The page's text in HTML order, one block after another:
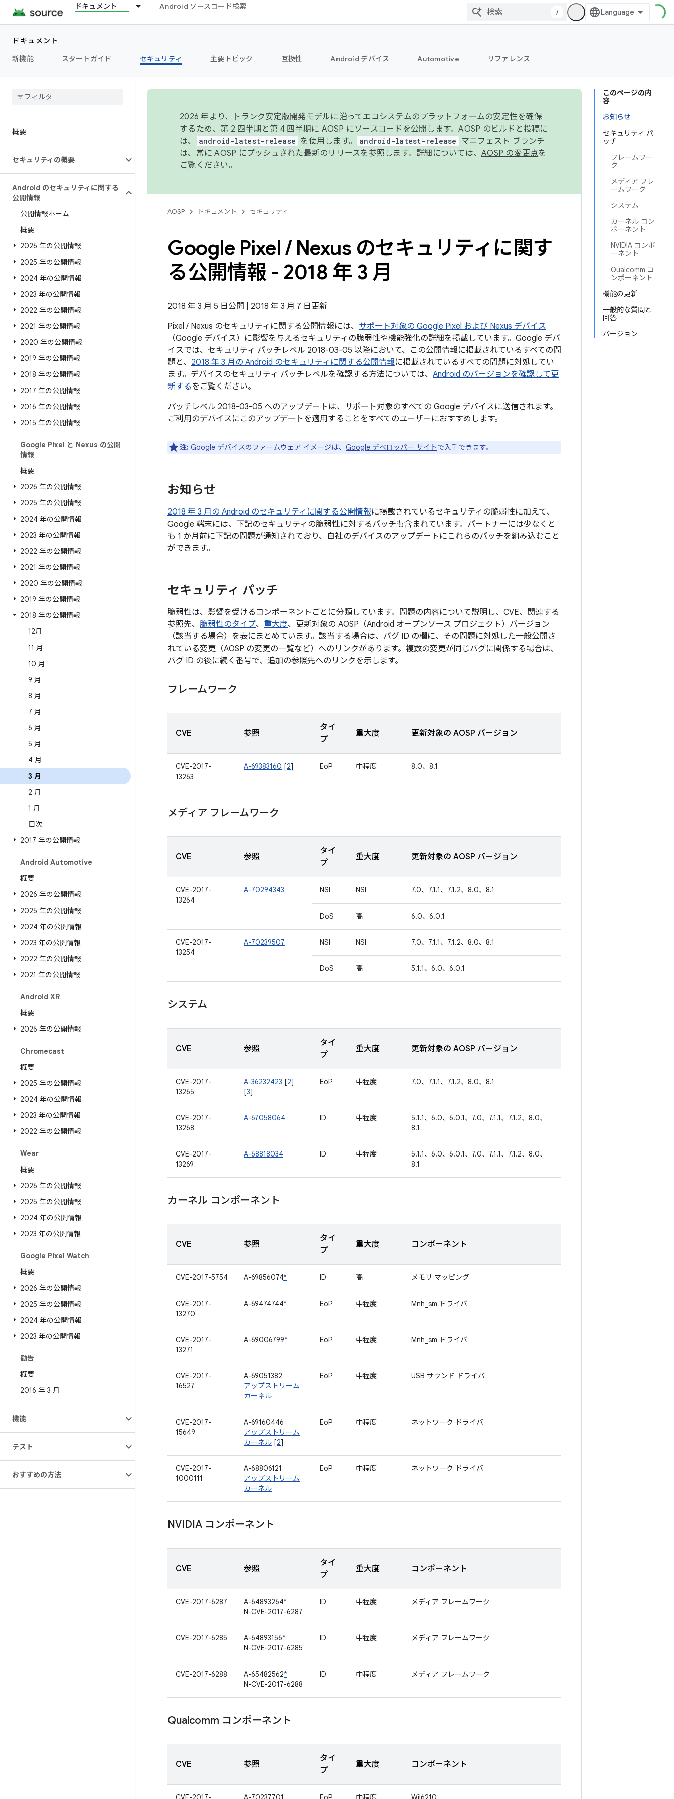
ドキュメント Android ソースコード検索
/
ドキュメント
新機能
スタートガイド セキュリティ 主要トピック 互換性 Android デバイス Automotive リファレンス
概要
セキュリティの概要
Android のセキュリティに関する
公開情報
公開情報ホーム
概要
2026 年の公開情報
2025 年の公開情報
2024 年の公開情報
2023 年の公開情報
2022 年の公開情報
2021 年の公開情報
2020 年の公開情報
2019 年の公開情報
2018 年の公開情報
2017 年の公開情報
2016 年の公開情報
2015 年の公開情報
Google Pixel と Nexus の公開
情報
概要
2026 年の公開情報
2025 年の公開情報
2024 年の公開情報
2023 年の公開情報
2022 年の公開情報
2021 年の公開情報
2020 年の公開情報
2019 年の公開情報
2018 年の公開情報
12月
11 月
10 月
9 月
8 月
7 月
6 月
5 月
4 月
3 月
2 月
1 月
目次
2017 年の公開情報
Android Automotive
概要
2026 年の公開情報
2025 年の公開情報
2024 年の公開情報
2023 年の公開情報
2022 年の公開情報
2021 年の公開情報
Android XR
概要
2026 年の公開情報
Chromecast
概要
2025 年の公開情報
2024 年の公開情報
2023 年の公開情報
2022 年の公開情報
Wear
概要
2026 年の公開情報
2025 年の公開情報
2024 年の公開情報
2023 年の公開情報
Google Pixel Watch
概要
2026 年の公開情報
2025 年の公開情報
2024 年の公開情報
2023 年の公開情報
勧告
概要
2016 年 3 月
機能
テスト
おすすめの方法
このページの内
容
お知らせ
セキュリティ パ
ッチ
フレームワー
ク
メディア フレ
ームワーク
システム
カーネル コン
ポーネント
NVIDIA コンポ
ーネント
Qualcomm コ
ンポーネント
機能の更新
一般的な質問と
回答
バージョン
2026 年より、トランク安定版開発モデルに沿ってエコシステムのプラットフォームの安定性を確保
するため、第 2 四半期と第 4 四半期に AOSP にソースコードを公開します。AOSP のビルドと投稿に
は、
android-latest-release を使用します。 android-latest-release
マニフェスト ブランチ
は、常に AOSP にプッシュされた最新のリリースを参照します。詳細については、 AOSP の変更点を
ご覧ください。
AOSP ドキュメント セキュリティ
Google Pixel /Nexus のセキュリティに関す
る公開情報 - 2018 年 3 月
2018 年 3 月 5 日公開 | 2018 年 3 月 7 日更新
Pixel / Nexus のセキュリティに関する公開情報には、 サポート対象の Google Pixel および Nexus デバイス
（Google デバイス）に影響を与えるセキュリティの脆弱性や機能強化の詳細を掲載しています。Google デバ
イスでは、セキュリティ パッチレベル 2018-03-05 以降において、この公開情報に掲載されているすべての問
題と、 2018 年 3 月の Android のセキュリティに関する公開情報に掲載されているすべての問題に対処してい
ます。デバイスのセキュリティ パッチレベルを確認する方法については、 Android のバージョンを確認して更
新するをご覧ください。
パッチレベル 2018-03-05 へのアップデートは、サポート対象のすべての Google デバイスに送信されます。
ご利用のデバイスにこのアップデートを適用することをすべてのユーザーにおすすめします。
注: Google デバイスのファームウェア イメージは、 Google デベロッパー サイトで入手できます。
お知らせ
2018 年 3 月の Android のセキュリティに関する公開情報に掲載されているセキュリティの脆弱性に加えて、
Google 端末には、下記のセキュリティの脆弱性に対するパッチも含まれています。パートナーには少なくと
も 1 か月前に下記の問題が通知されており、自社のデバイスのアップデートにこれらのパッチを組み込むこと
ができます。
セキュリティ パッチ
脆弱性は、影響を受けるコンポーネントごとに分類しています。問題の内容について説明し、CVE、関連する
参照先、 脆弱性のタイプ、 重大度、更新対象の AOSP（Android オープンソース プロジェクト）バージョン
（該当する場合）を表にまとめています。該当する場合は、バグ ID の欄に、その問題に対処した一般公開さ
れている変更（AOSP の変更の一覧など）へのリンクがあります。複数の変更が同じバグに関係する場合は、
バグ ID の後に続く番号で、追加の参照先へのリンクを示します。
フレームワーク
CVE 参照
タイ
プ
重大度 更新対象の AOSP バージョン
CVE-2017-
13263
A-69383160 [2] EoP 中程度 8.0、8.1
メディア フレームワーク
CVE 参照
タイ
プ
重大度 更新対象の AOSP バージョン
CVE-2017-
13264
A-70294343 NSI NSI 7.0、7.1.1、7.1.2、8.0、8.1
DoS 高 6.0、6.0.1
CVE-2017-
13254
A-70239507 NSI NSI 7.0、7.1.1、7.1.2、8.0、8.1
DoS 高 5.1.1、6.0、6.0.1
システム
CVE 参照
タイ
プ
重大度 更新対象の AOSP バージョン
CVE-2017-
13265
A-36232423 [2]
[3]
EoP 中程度 7.0、7.1.1、7.1.2、8.0、8.1
CVE-2017-
13268
A-67058064 ID 中程度
5.1.1、6.0、6.0.1、7.0、7.1.1、7.1.2、8.0、
8.1
CVE-2017-
13269
A-68818034 ID 中程度
5.1.1、6.0、6.0.1、7.0、7.1.1、7.1.2、8.0、
8.1
カーネル コンポーネント
CVE 参照
タイ
プ
重大度 コンポーネント
CVE-2017-5754 A-69856074* ID 高 メモリ マッピング
CVE-2017-
13270
A-69474744* EoP 中程度 Mnh_sm ドライバ
CVE-2017-
13271
A-69006799* EoP 中程度 Mnh_sm ドライバ
CVE-2017-
16527
A-69051382
アップストリーム
カーネル
EoP 中程度 USB サウンド ドライバ
CVE-2017-
15649
A-69160446
アップストリーム
カーネル [2]
EoP 中程度 ネットワーク ドライバ
CVE-2017-
1000111
A-68806121
アップストリーム
カーネル
EoP 中程度 ネットワーク ドライバ
NVIDIA コンポーネント
CVE 参照
タイ
プ
重大度 コンポーネント
CVE-2017-6287 A-64893264*
N-CVE-2017-6287
ID 中程度 メディア フレームワーク
CVE-2017-6285 A-64893156*
N-CVE-2017-6285
ID 中程度 メディア フレームワーク
CVE-2017-6288 A-65482562*
N-CVE-2017-6288
ID 中程度 メディア フレームワーク
Qualcomm コンポーネント
CVE 参照
タイ
プ
重大度 コンポーネント